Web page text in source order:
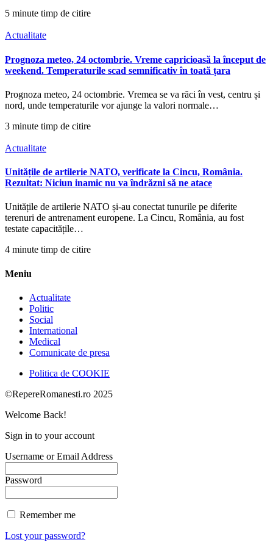
5 minute timp de citire
Actualitate
Prognoza meteo, 24 octombrie. Vreme capricioasă la început de
weekend. Temperaturile scad semnificativ în toată țara
Prognoza meteo, 24 octombrie. Vremea se va răci în vest, centru și
nord, unde temperaturile vor ajunge la valori normale…
3 minute timp de citire
Actualitate
Unitățile de artilerie NATO, verificate la Cincu, România.
Rezultat: Niciun inamic nu va îndrăzni să ne atace
Unitățile de artilerie NATO și-au conectat tunurile pe diferite
terenuri de antrenament europene. La Cincu, România, au fost
testate capacitățile…
4 minute timp de citire
Meniu
Actualitate
Politic
Social
International
Medical
Comunicate de presa
Politica de COOKIE
©RepereRomanesti.ro 2025
Welcome Back!
Sign in to your account
Username or Email Address
Password
Remember me
Lost your password?